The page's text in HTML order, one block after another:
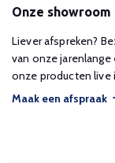
Onze showroom
Liever afspreken?
van onze
onze producten live
Maak een afspraak